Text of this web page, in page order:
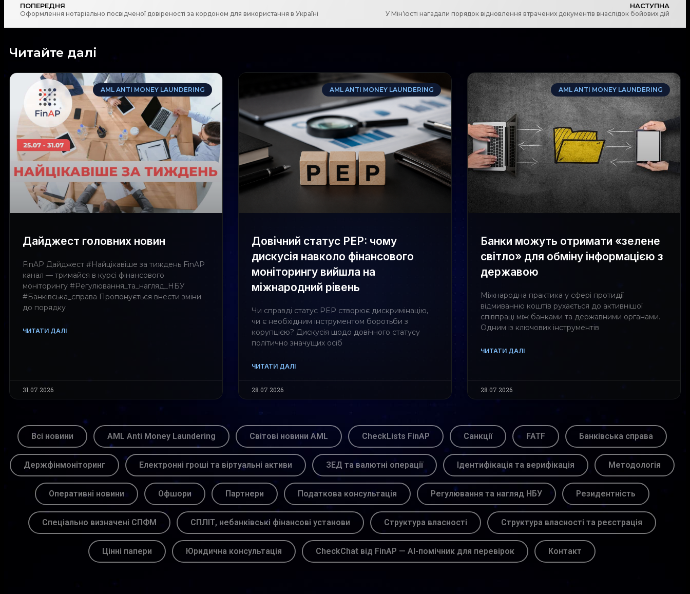
ПОПЕРЕДНЯ
Оформлення нотаріально посвідченої довіреності за кордоном для використання в Україні
НАСТУПНА
У Мін’юсті нагадали порядок відновлення втрачених документів внаслідок бойових дій
Читайте далі
AML ANTI MONEY LAUNDERING
Дайджест головних новин
FinAP Дайджест #Найцікавіше за тиждень FinAP
канал — тримайся в курсі фінансового
моніторингу #Регулювання_та_нагляд_НБУ
#Банківська_справа Пропонується внести зміни
до порядку
ЧИТАТИ ДАЛІ
31.07.2026
AML ANTI MONEY LAUNDERING
Довічний статус PEP: чому
дискусія навколо фінансового
моніторингу вийшла на
міжнародний рівень
Чи справді статус PEP створює дискримінацію,
чи є необхідним інструментом боротьби з
корупцією? Дискусія щодо довічного статусу
політично значущих осіб
ЧИТАТИ ДАЛІ
28.07.2026
AML ANTI MONEY LAUNDERING
Банки можуть отримати «зелене
світло» для обміну інформацією з
державою
Міжнародна практика у сфері протидії
відмиванню коштів рухається до активнішої
співпраці між банками та державними органами.
Одним із ключових інструментів
ЧИТАТИ ДАЛІ
28.07.2026
Всі новини AML Anti Money Laundering Світові новини AML CheckLists FinAP Санкції FATF Банківська справа
Держфінмоніторинг Електронні гроші та віртуальні активи ЗЕД та валютні операції Ідентифікація та верифікація Методологія
Оперативні новини Офшори Партнери Податкова консультація Регулювання та нагляд НБУ Резидентність
Спеціально визначені СПФМ СПЛІТ, небанківські фінансові установи Структура власності Структура власності та реєстрація
Цінні папери Юридична консультація CheckChat від FinAP — AI-помічник для перевірок Контакт